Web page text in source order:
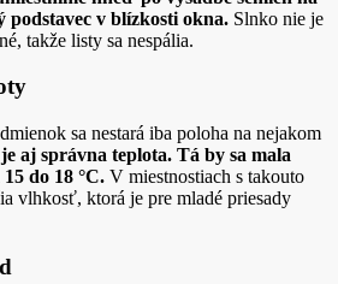
podstavec v blízkosti okna. Slnko nie je
takže listy sa nespália.
sa nestará iba poloha na nejakom
aj správna teplota. Tá by sa mala
do 18 °C. V miestnostiach s takouto
vlhkosť, ktorá je pre mladé priesady